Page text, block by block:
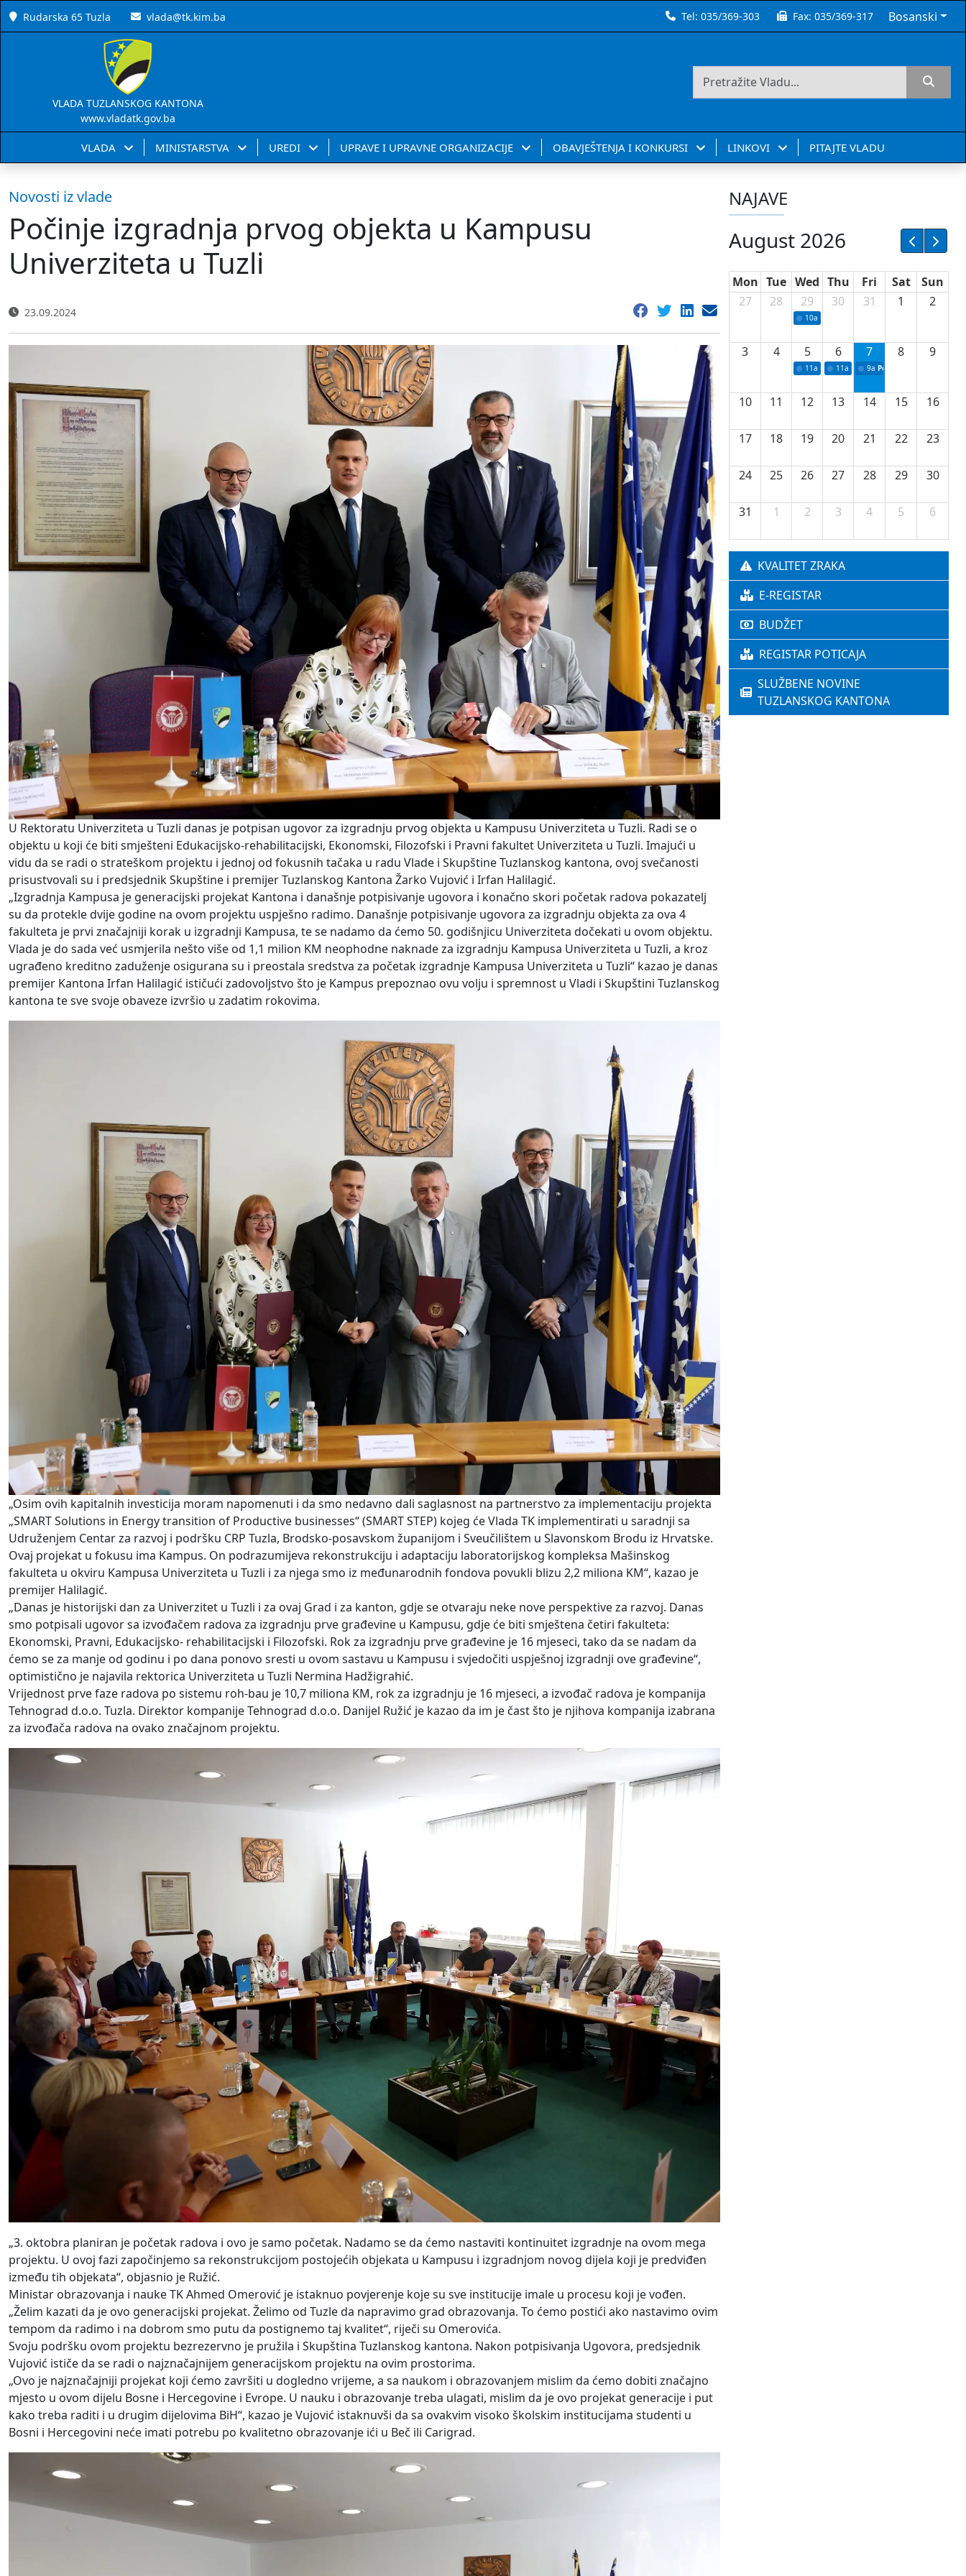
Rudarska 65 Tuzla vlada@tk.kim.ba Tel:035/369-303 Fax:035/369-317 Bosanski
VLADA TUZLANSKOG KANTONA
www.vladatk.gov.ba
VLADA MINISTARSTVA UREDI UPRAVE I UPRAVNE ORGANIZACIJE OBAVJEŠTENJA I KONKURSI LINKOVI PITAJTE VLADU
Novosti iz vlade
Počinje izgradnja prvog objekta u Kampusu
Univerziteta u Tuzli
23.09.2024
U Rektoratu Univerziteta u Tuzli danas je potpisan ugovor za izgradnju prvog objekta u Kampusu Univerziteta u Tuzli. Radi se o
objektu u koji će biti smješteni Edukacijsko-rehabilitacijski, Ekonomski, Filozofski i Pravni fakultet Univerziteta u Tuzli. Imajući u
vidu da se radi o strateškom projektu i jednoj od fokusnih tačaka u radu Vlade i Skupštine Tuzlanskog kantona, ovoj svečanosti
prisustvovali su i predsjednik Skupštine i premijer Tuzlanskog Kantona Žarko Vujović i Irfan Halilagić.
„Izgradnja Kampusa je generacijski projekat Kantona i današnje potpisivanje ugovora i konačno skori početak radova pokazatelj
su da protekle dvije godine na ovom projektu uspješno radimo. Današnje potpisivanje ugovora za izgradnju objekta za ova 4
fakulteta je prvi značajniji korak u izgradnji Kampusa, te se nadamo da ćemo 50. godišnjicu Univerziteta dočekati u ovom objektu.
Vlada je do sada već usmjerila nešto više od 1,1 milion KM neophodne naknade za izgradnju Kampusa Univerziteta u Tuzli, a kroz
ugrađeno kreditno zaduženje osigurana su i preostala sredstva za početak izgradnje Kampusa Univerziteta u Tuzli“ kazao je danas
premijer Kantona Irfan Halilagić ističući zadovoljstvo što je Kampus prepoznao ovu volju i spremnost u Vladi i Skupštini Tuzlanskog
kantona te sve svoje obaveze izvršio u zadatim rokovima.
„Osim ovih kapitalnih investicija moram napomenuti i da smo nedavno dali saglasnost na partnerstvo za implementaciju projekta
„SMART Solutions in Energy transition of Productive businesses“ (SMART STEP) kojeg će Vlada TK implementirati u saradnji sa
Udruženjem Centar za razvoj i podršku CRP Tuzla, Brodsko-posavskom županijom i Sveučilištem u Slavonskom Brodu iz Hrvatske.
Ovaj projekat u fokusu ima Kampus. On podrazumijeva rekonstrukciju i adaptaciju laboratorijskog kompleksa Mašinskog
fakulteta u okviru Kampusa Univerziteta u Tuzli i za njega smo iz međunarodnih fondova povukli blizu 2,2 miliona KM“, kazao je
premijer Halilagić.
„Danas je historijski dan za Univerzitet u Tuzli i za ovaj Grad i za kanton, gdje se otvaraju neke nove perspektive za razvoj. Danas
smo potpisali ugovor sa izvođačem radova za izgradnju prve građevine u Kampusu, gdje će biti smještena četiri fakulteta:
Ekonomski, Pravni, Edukacijsko- rehabilitacijski i Filozofski. Rok za izgradnju prve građevine je 16 mjeseci, tako da se nadam da
ćemo se za manje od godinu i po dana ponovo sresti u ovom sastavu u Kampusu i svjedočiti uspješnoj izgradnji ove građevine“,
optimistično je najavila rektorica Univerziteta u Tuzli Nermina Hadžigrahić.
Vrijednost prve faze radova po sistemu roh-bau je 10,7 miliona KM, rok za izgradnju je 16 mjeseci, a izvođač radova je kompanija
Tehnograd d.o.o. Tuzla. Direktor kompanije Tehnograd d.o.o. Danijel Ružić je kazao da im je čast što je njihova kompanija izabrana
za izvođača radova na ovako značajnom projektu.
„3. oktobra planiran je početak radova i ovo je samo početak. Nadamo se da ćemo nastaviti kontinuitet izgradnje na ovom mega
projektu. U ovoj fazi započinjemo sa rekonstrukcijom postojećih objekata u Kampusu i izgradnjom novog dijela koji je predviđen
između tih objekata“, objasnio je Ružić.
Ministar obrazovanja i nauke TK Ahmed Omerović je istaknuo povjerenje koje su sve institucije imale u procesu koji je vođen.
„Želim kazati da je ovo generacijski projekat. Želimo od Tuzle da napravimo grad obrazovanja. To ćemo postići ako nastavimo ovim
tempom da radimo i na dobrom smo putu da postignemo taj kvalitet“, riječi su Omerovića.
Svoju podršku ovom projektu bezrezervno je pružila i Skupština Tuzlanskog kantona. Nakon potpisivanja Ugovora, predsjednik
Vujović ističe da se radi o najznačajnijem generacijskom projektu na ovim prostorima.
„Ovo je najznačajniji projekat koji ćemo završiti u dogledno vrijeme, a sa naukom i obrazovanjem mislim da ćemo dobiti značajno
mjesto u ovom dijelu Bosne i Hercegovine i Evrope. U nauku i obrazovanje treba ulagati, mislim da je ovo projekat generacije i put
kako treba raditi i u drugim dijelovima BiH“, kazao je Vujović istaknuvši da sa ovakvim visoko školskim institucijama studenti u
Bosni i Hercegovini neće imati potrebu po kvalitetno obrazovanje ići u Beč ili Carigrad.
NAJAVE
August 2026
Mon Tue Wed Thu Fri Sat
Sun
27
28 29
10a Potpisivanje ugovora sa neprofitnim
30 31 1 2
3 4 5
11a Potpisivanje ugovora o stipendijama
6
11a Podrška razvoju vodne
7
9a Početak izgradnje nove
8 9
10 11 12 13 14 15 16
17 18 19 20 21 22 23
24 25 26 27 28 29 30
31 1 2 3 4 5 6
KVALITET ZRAKA
E-REGISTAR
BUDŽET
REGISTAR POTICAJA
SLUŽBENE NOVINE
TUZLANSKOG KANTONA